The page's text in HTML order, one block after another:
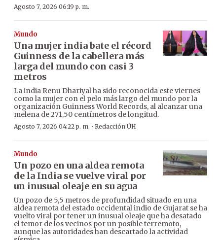
Agosto 7, 2026 06:19 p. m.
Mundo
Una mujer india bate el récord
Guinness de la cabellera más
larga del mundo con casi 3
metros
La india Renu Dhariyal ha sido reconocida este viernes
como la mujer con el pelo más largo del mundo por la
organización Guinness World Records, al alcanzar una
melena de 271,50 centímetros de longitud.
Agosto 7, 2026 04:22 p. m. · Redacción ÚH
Mundo
Un pozo en una aldea remota
de la India se vuelve viral por
un inusual oleaje en su agua
Un pozo de 5,5 metros de profundidad situado en una
aldea remota del estado occidental indio de Gujarat se ha
vuelto viral por tener un inusual oleaje que ha desatado
el temor de los vecinos por un posible terremoto,
aunque las autoridades han descartado la actividad